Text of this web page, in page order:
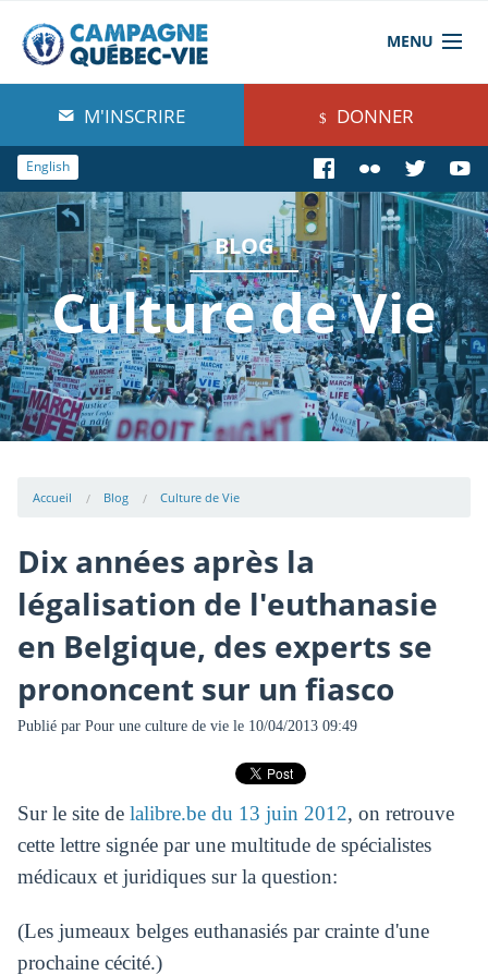
MENU
À propos de nous
Blog
Comprendre
Agir
Boutique
M'INSCRIRE DONNER
English
BLOG
Culture de Vie
Accueil Blog Culture de Vie
Dix années après la
légalisation de l'euthanasie
en Belgique, des experts se
prononcent sur un fiasco
Publié par Pour une culture de viele 10/04/2013 09:49
Sur le site de lalibre.be du 13 juin 2012, on retrouve
cette lettre signée par une multitude de spécialistes
médicaux et juridiques sur la question:
(Les jumeaux belges euthanasiés par crainte d'une
prochaine cécité.)